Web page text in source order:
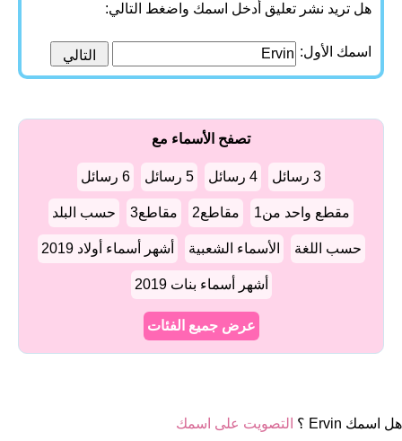
هل تريد نشر تعليق أدخل اسمك واضغط التالي:
اسمك الأول:
تصفح الأسماء مع
3 رسائل 4 رسائل 5 رسائل 6 رسائل
مقطع واحد من1 مقاطع2 مقاطع3 حسب البلد
حسب اللغة الأسماء الشعبية أشهر أسماء أولاد 2019
أشهر أسماء بنات 2019
عرض جميع الفئات
هل اسمك Ervin ؟ التصويت على اسمك